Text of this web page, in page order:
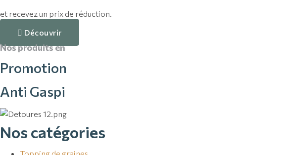
et recevez un prix de réduction.
Découvrir
Nos produits en
Promotion
Anti Gaspi
Nos catégories